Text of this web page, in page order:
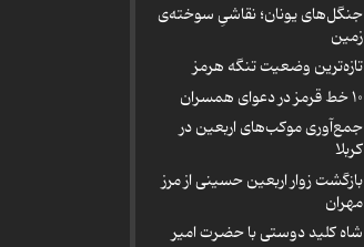
جنگل‌های یونان؛ نقاشیِ سوخته‌ی
زمین
تازه‌ترین وضعیت تنگه هرمز
۱۰ خط قرمز در دعوای همسران
جمع‌آوری موکب‌های اربعین در
کربلا
بازگشت زوار اربعین حسینی از مرز
مهران
شاه کلید دوستی با حضرت امیر